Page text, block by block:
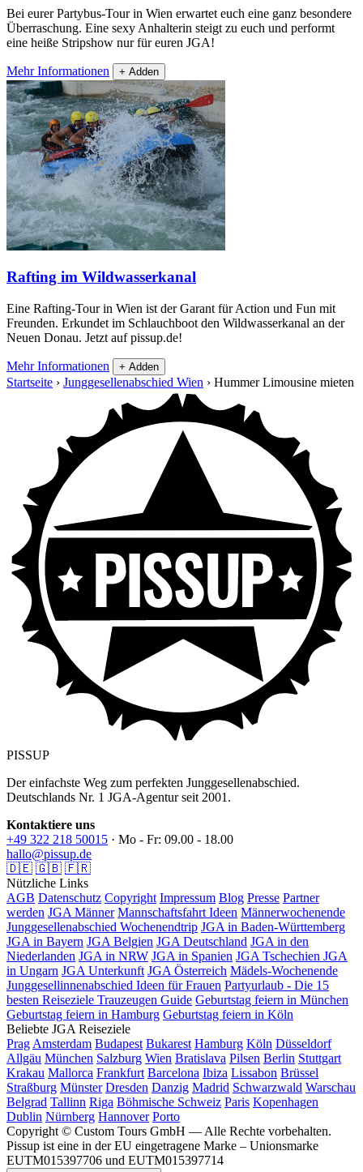
Bei eurer Partybus-Tour in Wien erwartet euch eine ganz besondere
Überraschung. Eine sexy Anhalterin steigt zu euch und performt
eine heiße Stripshow nur für euren JGA!
Mehr Informationen + Adden
Rafting im Wildwasserkanal
Eine Rafting-Tour in Wien ist der Garant für Action und Fun mit
Freunden. Erkundet im Schlauchboot den Wildwasserkanal an der
Neuen Donau. Jetzt auf pissup.de!
Mehr Informationen + Adden
Startseite › Junggesellenabschied Wien › Hummer Limousine mieten
PISSUP
Der einfachste Weg zum perfekten Junggesellenabschied.
Deutschlands Nr. 1 JGA-Agentur seit 2001.
Kontaktiere uns
+49 322 218 50015 · Mo - Fr: 09.00 - 18.00
hallo@pissup.de
🇩🇪 🇬🇧 🇫🇷
Nützliche Links
AGB Datenschutz Copyright Impressum Blog Presse Partner
werden JGA Männer Mannschaftsfahrt Ideen Männerwochenende
Junggesellenabschied Wochenendtrip JGA in Baden-Württemberg
JGA in Bayern JGA Belgien JGA Deutschland JGA in den
Niederlanden JGA in NRW JGA in Spanien JGA Tschechien JGA
in Ungarn JGA Unterkunft JGA Österreich Mädels-Wochenende
Junggesellinnenabschied Ideen für Frauen Partyurlaub - Die 15
besten Reiseziele Trauzeugen Guide Geburtstag feiern in München
Geburtstag feiern in Hamburg Geburtstag feiern in Köln
Beliebte JGA Reiseziele
Prag Amsterdam Budapest Bukarest Hamburg Köln Düsseldorf
Allgäu München Salzburg Wien Bratislava Pilsen Berlin Stuttgart
Krakau Mallorca Frankfurt Barcelona Ibiza Lissabon Brüssel
Straßburg Münster Dresden Danzig Madrid Schwarzwald Warschau
Belgrad Tallinn Riga Böhmische Schweiz Paris Kopenhagen
Dublin Nürnberg Hannover Porto
Copyright © Custom Tours GmbH — Alle Rechte vorbehalten.
Pissup ist eine in der EU eingetragene Marke – Unionsmarke
EUTM015397706 und EUTM015397714